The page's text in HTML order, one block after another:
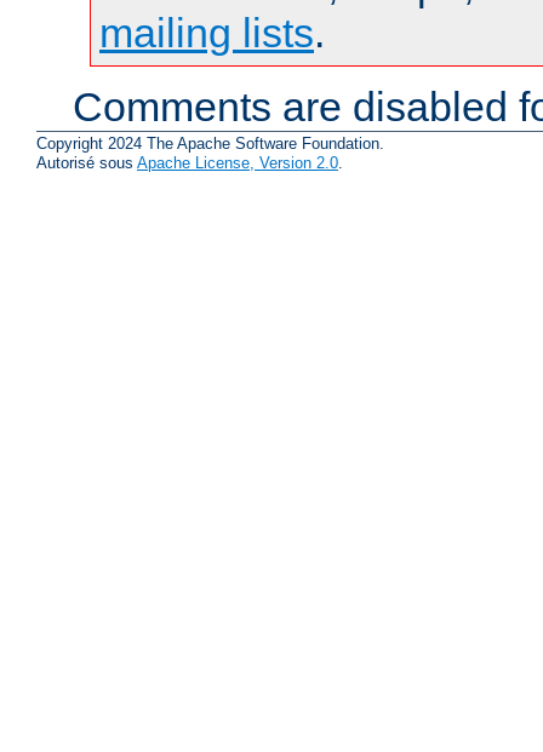
mailing lists.
Comments are disabled
Copyright 2024 The Apache Software Foundation.
Autorisé sous Apache License, Version 2.0.